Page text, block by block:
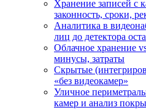
Хранение записей с
законность, сроки,
Аналитика в
лиц до детектора
Облачное хранение
минусы, затраты
Скрытые
«без видеокамер»
Уличное
камер и анализ